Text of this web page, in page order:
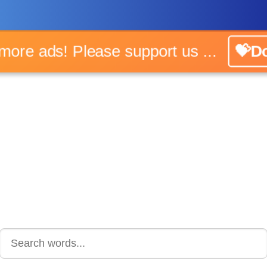
ads! Please support us ...